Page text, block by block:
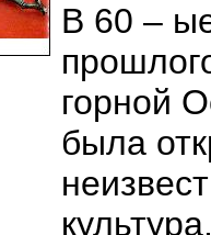
В 60 –
горной
была